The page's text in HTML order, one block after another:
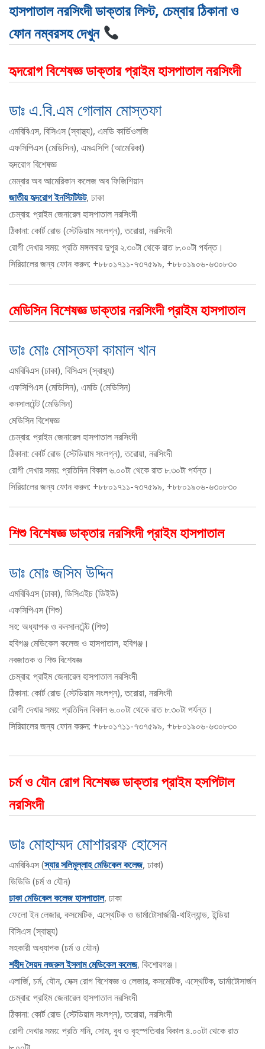
হাসপাতাল নরসিংদী ডাক্তার লিস্ট, চেম্বার ঠিকানা ও
ফোন নম্বরসহ দেখুন
হৃদরোগ বিশেষজ্ঞ ডাক্তার প্রাইম হাসপাতাল নরসিংদী
ডাঃ এ.বি.এম গোলাম মোস্তফা
এমবিবিএস, বিসিএস (স্বাস্থ্য), এমডি কার্ডিওলজি
এফসিপিএস (মেডিসিন), এমএসিপি (আমেরিকা)
হৃদরোগ বিশেষজ্ঞ
মেম্বার অব আমেরিকান কলেজ অব ফিজিশিয়ান
জাতীয় হৃদরোগ ইনস্টিটিউট, ঢাকা
চেম্বার: প্রাইম জেনারেল হাসপাতাল নরসিংদী
ঠিকানা: কোর্ট রোড (স্টেডিয়াম সংলগ্ন), তরোয়া, নরসিংদী
রোগী দেখার সময়: প্রতি মঙ্গলবার দুপুর ২.৩০টা থেকে রাত ৮.০০টা পর্যন্ত।
সিরিয়ালের জন্য ফোন করুন: +৮৮০১৭১১-৭৩৭৫৯৯, +৮৮০১৯০৬-৬৩০৮৩০
মেডিসিন বিশেষজ্ঞ ডাক্তার নরসিংদী প্রাইম হাসপাতাল
ডাঃ মোঃ মোস্তফা কামাল খান
এমবিবিএস (ঢাকা), বিসিএস (স্বাস্থ্য)
এফসিপিএস (মেডিসিন), এমডি (মেডিসিন)
কনসালটেন্ট (মেডিসিন)
মেডিসিন বিশেষজ্ঞ
চেম্বার: প্রাইম জেনারেল হাসপাতাল নরসিংদী
ঠিকানা: কোর্ট রোড (স্টেডিয়াম সংলগ্ন), তরোয়া, নরসিংদী
রোগী দেখার সময়: প্রতিদিন বিকাল ৬.০০টা থেকে রাত ৮.৩০টা পর্যন্ত।
সিরিয়ালের জন্য ফোন করুন: +৮৮০১৭১১-৭৩৭৫৯৯, +৮৮০১৯০৬-৬৩০৮৩০
শিশু বিশেষজ্ঞ ডাক্তার নরসিংদী প্রাইম হাসপাতাল
ডাঃ মোঃ জসিম উদ্দিন
এমবিবিএস (ঢাকা), ডিসিএইচ (ডিইউ)
এফসিপিএস (শিশু)
সহ: অধ্যাপক ও কনসালটেন্ট (শিশু)
হবিগঞ্জ মেডিকেল কলেজ ও হাসপাতাল, হবিগঞ্জ।
নবজাতক ও শিশু বিশেষজ্ঞ
চেম্বার: প্রাইম জেনারেল হাসপাতাল নরসিংদী
ঠিকানা: কোর্ট রোড (স্টেডিয়াম সংলগ্ন), তরোয়া, নরসিংদী
রোগী দেখার সময়: প্রতিদিন বিকাল ৬.০০টা থেকে রাত ৮.৩০টা পর্যন্ত।
সিরিয়ালের জন্য ফোন করুন: +৮৮০১৭১১-৭৩৭৫৯৯, +৮৮০১৯০৬-৬৩০৮৩০
চর্ম ও যৌন রোগ বিশেষজ্ঞ ডাক্তার প্রাইম হসপিটাল
নরসিংদী
ডাঃ মোহাম্মদ মোশাররফ হোসেন
এমবিবিএস (স্যার সলিমুল্লাহ মেডিকেল কলেজ, ঢাকা)
ডিডিভি (চর্ম ও যৌন)
ঢাকা মেডিকেল কলেজ হাসপাতাল, ঢাকা
ফেলো ইন লেজার, কসমেটিক, এস্থেটিক ও ডার্মাটোসার্জারী-থাইল্যান্ড, ইন্ডিয়া
বিসিএস (স্বাস্থ্য)
সহকারী অধ্যাপক (চর্ম ও যৌন)
শহীদ সৈয়দ নজরুল ইসলাম মেডিকেল কলেজ, কিশোরগঞ্জ।
এলার্জি, চর্ম, যৌন, সেক্স রোগ বিশেষজ্ঞ ও লেজার, কসমেটিক, এস্থেটিক, ডার্মাটোসার্জন
চেম্বার: প্রাইম জেনারেল হাসপাতাল নরসিংদী
ঠিকানা: কোর্ট রোড (স্টেডিয়াম সংলগ্ন), তরোয়া, নরসিংদী
রোগী দেখার সময়: প্রতি শনি, সোম, বুধ ও বৃহস্পতিবার বিকাল ৪.০০টা থেকে রাত